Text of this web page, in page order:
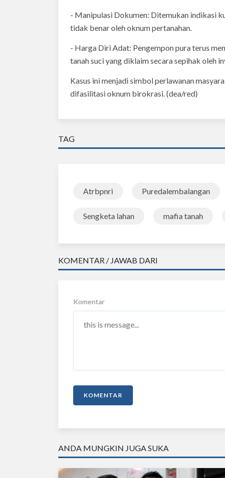
- Manipulasi Dokumen: Ditemukan indikasi
tidak benar oleh oknum pertanahan.
- Harga Diri Adat: Pengempon pura terus
tanah suci yang diklaim secara sepihak oleh
Kasus ini menjadi simbol perlawanan
difasilitasi oknum birokrasi. (dea/red)
TAG
Atrbpnri Puredalembalangan
Sengketa lahan mafia tanah
KOMENTAR / JAWAB DARI
Komentar
KOMENTAR
ANDA MUNGKIN JUGA SUKA